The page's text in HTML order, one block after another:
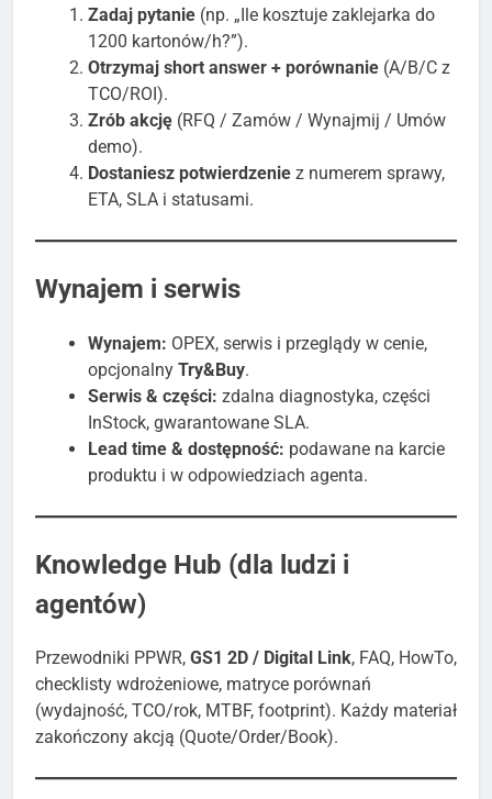
Zadaj pytanie (np. „Ile kosztuje zaklejarka do
1200 kartonów/h?”).
Otrzymaj short answer + porównanie (A/B/C z
TCO/ROI).
Zrób akcję (RFQ / Zamów / Wynajmij / Umów
demo).
Dostaniesz potwierdzenie z numerem sprawy,
ETA, SLA i statusami.
Wynajem i serwis
Wynajem: OPEX, serwis i przeglądy w cenie,
opcjonalny Try&Buy.
Serwis & części: zdalna diagnostyka, części
InStock, gwarantowane SLA.
Lead time & dostępność: podawane na karcie
produktu i w odpowiedziach agenta.
Knowledge Hub (dla ludzi i
agentów)
Przewodniki PPWR, GS1 2D / Digital Link, FAQ, HowTo,
checklisty wdrożeniowe, matryce porównań
(wydajność, TCO/rok, MTBF, footprint). Każdy materiał
zakończony akcją (Quote/Order/Book).